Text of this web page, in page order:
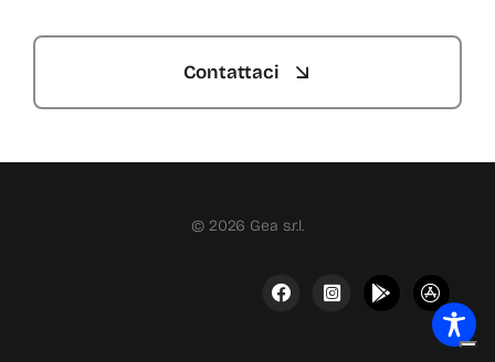
Contattaci
© 2026 Gea s.r.l.